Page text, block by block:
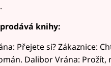
knihy:
Přejete si? Zákaznice:
Dalibor Vrána: Prožít,